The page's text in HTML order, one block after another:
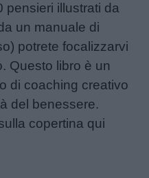
pensieri illustrati da
un manuale di
potrete focalizzarvi
Questo libro è un
di coaching creativo
del benessere.
copertina qui